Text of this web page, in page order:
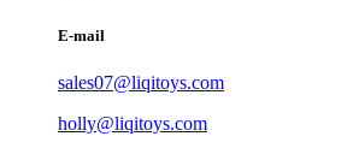
E-mail
sales07@liqitoys.com
holly@liqitoys.com